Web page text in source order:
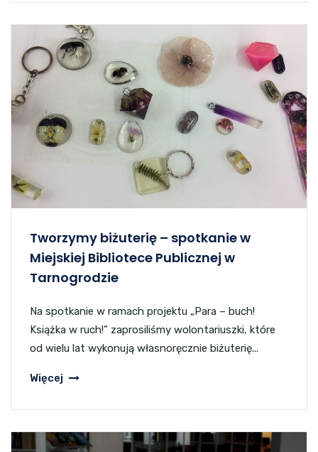
Tworzymy biżuterię – spotkanie w
Miejskiej Bibliotece Publicznej w
Tarnogrodzie
Na spotkanie w ramach projektu „Para – buch!
Książka w ruch!” zaprosiliśmy wolontariuszki, które
od wielu lat wykonują własnoręcznie biżuterię...
Więcej